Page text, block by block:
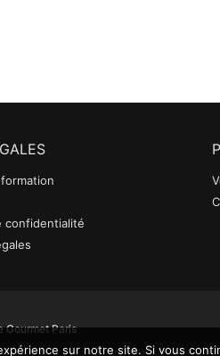
confidentialité
Gourmet Paris
sur notre site. Si vous